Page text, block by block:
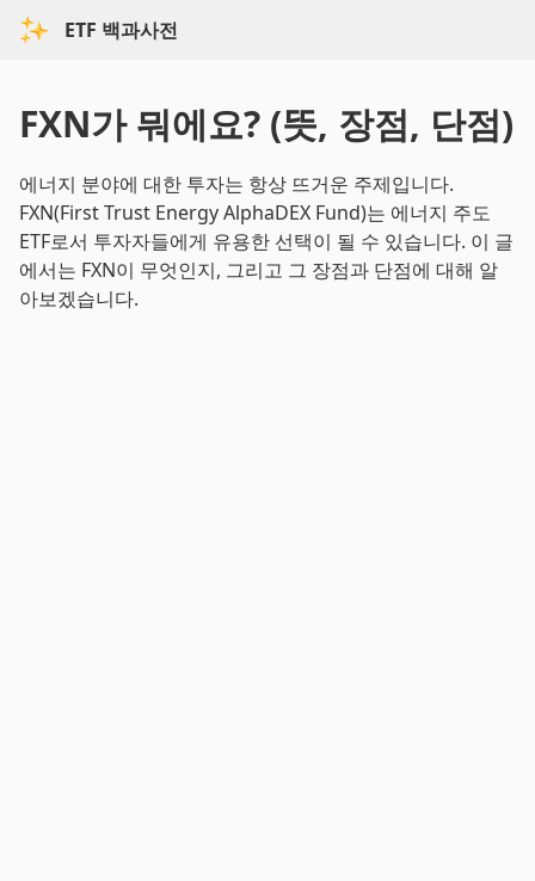
ETF 백과사전
FXN가 뭐에요? (뜻, 장점, 단점)
에너지 분야에 대한 투자는 항상 뜨거운 주제입니다.
FXN(First Trust Energy AlphaDEX Fund)는 에너지 주도
ETF로서 투자자들에게 유용한 선택이 될 수 있습니다. 이 글
에서는 FXN이 무엇인지, 그리고 그 장점과 단점에 대해 알
아보겠습니다.